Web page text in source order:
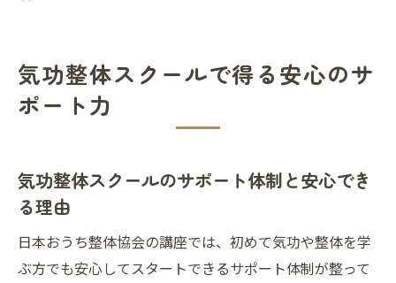
気功整体スクールで得る安心のサ
ポート力
気功整体スクールのサポート体制と安心でき
る理由
日本おうち整体協会の講座では、初めて気功や整体を学
ぶ方でも安心してスタートできるサポート体制が整って